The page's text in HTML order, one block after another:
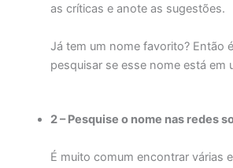
as críticas e anote as sugestões.
Já tem um nome favorito? Então
pesquisar se esse nome está em
2 – Pesquise o nome nas redes
É muito comum encontrar várias